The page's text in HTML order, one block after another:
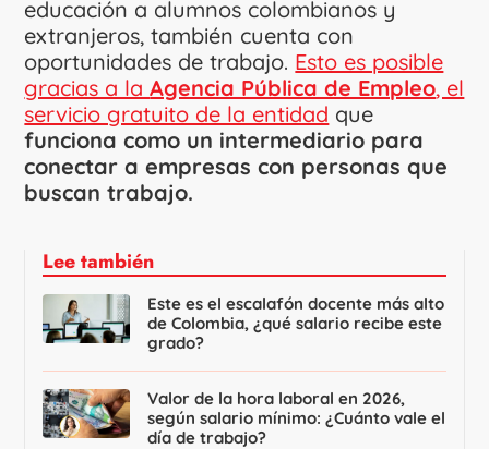
educación a alumnos colombianos y
extranjeros, también cuenta con
oportunidades de trabajo. Esto es posible
gracias a laAgencia Pública de Empleo, el
servicio gratuito de la entidad que
funciona como un intermediario para
conectar a empresas con personas que
buscan trabajo.
Lee también
Este es el escalafón docente más alto
de Colombia, ¿qué salario recibe este
grado?
Valor de la hora laboral en 2026,
según salario mínimo: ¿Cuánto vale el
día de trabajo?